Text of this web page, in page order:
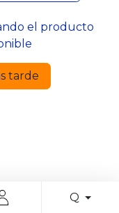
Q
el producto
tarde